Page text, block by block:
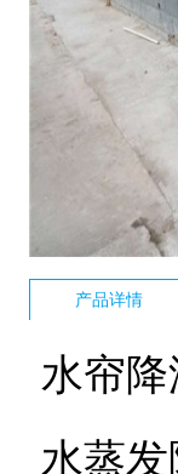
产品详情
水帘
水蒸